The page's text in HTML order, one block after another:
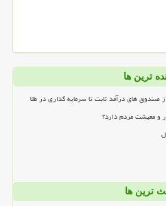
ترین ها
صندوق های درآمد ثابت تا سرمایه گذاری در طلا
ترین ها